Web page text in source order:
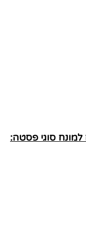
סוגי פסטה: